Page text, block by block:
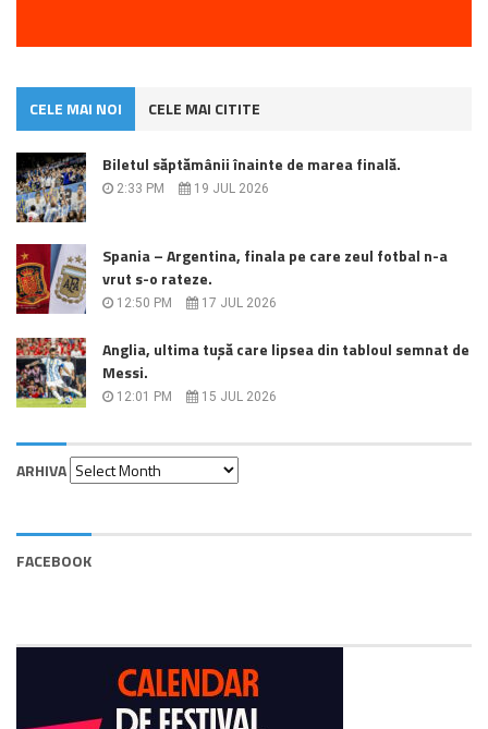
CELE MAI NOI CELE MAI CITITE
Biletul săptămânii înainte de marea finală.
2:33 PM 19 JUL 2026
Spania – Argentina, finala pe care zeul fotbal n-a
vrut s-o rateze.
12:50 PM 17 JUL 2026
Anglia, ultima tușă care lipsea din tabloul semnat de
Messi.
12:01 PM 15 JUL 2026
ARHIVA
Arhiva
FACEBOOK